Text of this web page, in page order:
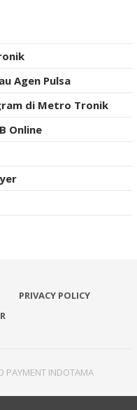
Agen Pulsa
di Metro Tronik
Online
PRIVACY POLICY
INDOTAMA